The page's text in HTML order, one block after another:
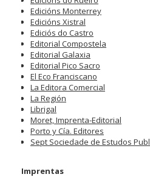
Edicións Monterrey
Edicións Xistral
Ediciós do Castro
Editorial Compostela
Editorial Galaxia
Editorial Pico Sacro
El Eco Franciscano
La Editora Comercial
La Región
Librigal
Moret, Imprenta-Editorial
Porto y Cía. Editores
Sept Sociedade de Estudos
Imprentas